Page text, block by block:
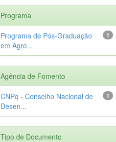
Programa
1
Programa de Pós-Graduação
em Agro...
Agência de Fomento
1
CNPq - Conselho Nacional de
Desen...
Tipo de Documento